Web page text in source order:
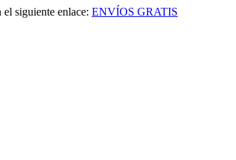
siguiente enlace: ENVÍOS GRATIS